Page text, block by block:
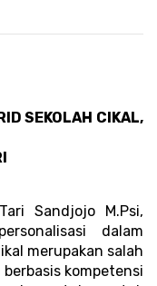
SEKOLAH CIKAL,
Sandjojo M.Psi,
dalam
merupakan salah
kompetensi